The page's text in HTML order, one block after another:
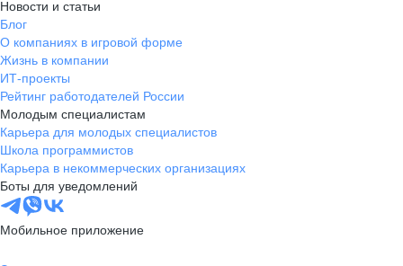
Новости и статьи
Блог
О компаниях в игровой форме
Жизнь в компании
ИТ-проекты
Рейтинг работодателей России
Молодым специалистам
Карьера для молодых специалистов
Школа программистов
Карьера в некоммерческих организациях
Боты для уведомлений
Мобильное приложение